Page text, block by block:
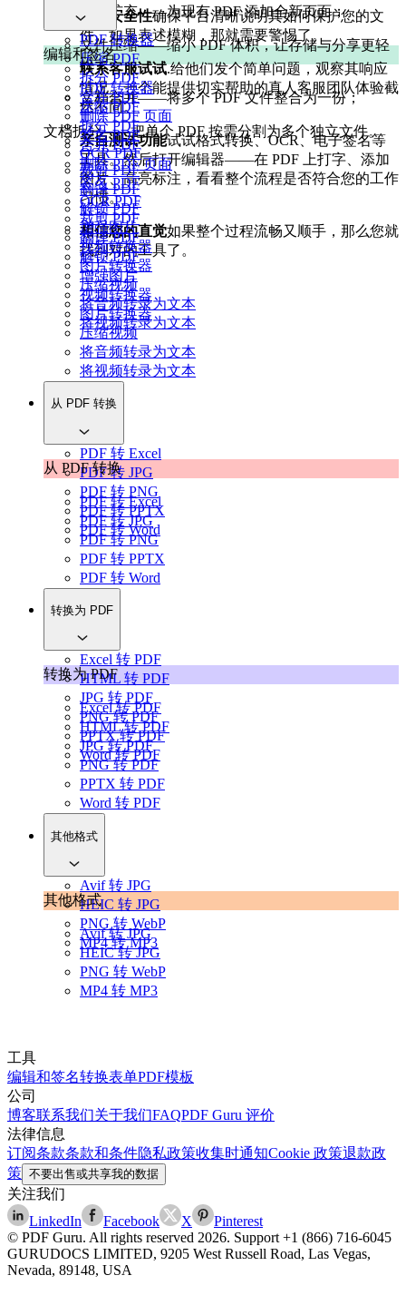
页面扩充——为现有 PDF 添加全新页面；
文件压缩——缩小 PDF 体积，让存储与分享更轻
松；
文档合并——将多个 PDF 文件整合为一份；
文档拆分——把单个 PDF 按需分割为多个独立文件。
关注安全性确保平台清晰说明其如何保护您的文
件。如果表述模糊，那就需要警惕了。
联系客服试试.给他们发个简单问题，观察其响应
情况。一个能提供切实帮助的真人客服团队体验截
然不同。
亲自测试功能试试格式转换、OCR、电子签名等
工具。然后打开编辑器——在 PDF 上打字、添加
图片、高亮标注，看看整个流程是否符合您的工作
习惯。
相信您的直觉如果整个过程流畅又顺手，那么您就
找到对的工具了。
PDF 转换器
压缩 PDF
拆分 PDF
合并 PDF
删除 PDF 页面
签名 PDF
OCR PDF
裁剪 PDF
翻译 PDF
解锁 PDF
增强图片
视频转换器
图片转换器
压缩视频
将音频转录为文本
将视频转录为文本
编辑和签名
PDF 转换器
压缩 PDF
拆分 PDF
合并 PDF
删除 PDF 页面
签名 PDF
OCR PDF
裁剪 PDF
翻译 PDF
解锁 PDF
增强图片
视频转换器
图片转换器
压缩视频
将音频转录为文本
将视频转录为文本
从 PDF 转换
PDF 转 Excel
PDF 转 JPG
PDF 转 PNG
PDF 转 PPTX
PDF 转 Word
从 PDF 转换
PDF 转 Excel
PDF 转 JPG
PDF 转 PNG
PDF 转 PPTX
PDF 转 Word
转换为 PDF
Excel 转 PDF
HTML 转 PDF
JPG 转 PDF
PNG 转 PDF
PPTX 转 PDF
Word 转 PDF
转换为 PDF
Excel 转 PDF
HTML 转 PDF
JPG 转 PDF
PNG 转 PDF
PPTX 转 PDF
Word 转 PDF
其他格式
Avif 转 JPG
HEIC 转 JPG
PNG 转 WebP
MP4 转 MP3
其他格式
Avif 转 JPG
HEIC 转 JPG
PNG 转 WebP
MP4 转 MP3
工具
编辑和签名转换表单PDF模板
公司
博客联系我们关于我们FAQPDF Guru 评价
法律信息
订阅条款条款和条件隐私政策收集时通知Cookie 政策退款政
策 不要出售或共享我的数据
关注我们
LinkedIn
Facebook X
Pinterest
© PDF Guru. All rights reserved 2026. Support +1 (866) 716-6045
GURUDOCS LIMITED, 9205 West Russell Road, Las Vegas,
Nevada, 89148, USA